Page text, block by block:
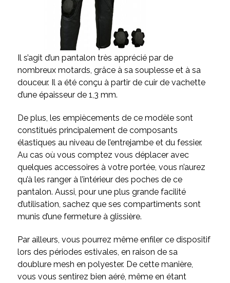
Il s’agit d’un pantalon très apprécié par de
nombreux motards, grâce à sa souplesse et à sa
douceur. Il a été conçu à partir de cuir de vachette
d’une épaisseur de 1,3 mm.
De plus, les empiècements de ce modèle sont
constitués principalement de composants
élastiques au niveau de l’entrejambe et du fessier.
Au cas où vous comptez vous déplacer avec
quelques accessoires à votre portée, vous n’aurez
qu’à les ranger à l’intérieur des poches de ce
pantalon. Aussi, pour une plus grande facilité
d’utilisation, sachez que ses compartiments sont
munis d’une fermeture à glissière.
Par ailleurs, vous pourrez même enfiler ce dispositif
lors des périodes estivales, en raison de sa
doublure mesh en polyester. De cette manière,
vous vous sentirez bien aéré, même en étant